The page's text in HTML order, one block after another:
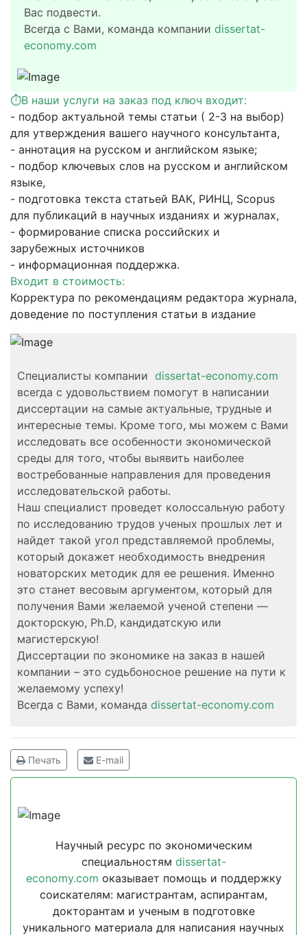
Вас подвести.
Всегда с Вами, команда компании dissertat-
economy.com
⏱В наши услуги на заказ под ключ входит:
- подбор актуальной темы статьи ( 2-3 на выбор)
для утверждения вашего научного консультанта,
- аннотация на русском и английском языке;
- подбор ключевых слов на русском и английском
языке,
- подготовка текста статьей ВАК, РИНЦ, Scopus
для публикаций в научных изданиях и журналах,
- формирование списка российских и
зарубежных источников
- информационная поддержка.
Входит в стоимость:
Корректура по рекомендациям редактора журнала,
доведение по поступления статьи в издание
Специалисты компании dissertat-economy.com
всегда с удовольствием помогут в написании
диссертации на самые актуальные, трудные и
интересные темы. Кроме того, мы можем с Вами
исследовать все особенности экономической
среды для того, чтобы выявить наиболее
востребованные направления для проведения
исследовательской работы.
Наш специалист проведет колоссальную работу
по исследованию трудов ученых прошлых лет и
найдет такой угол представляемой проблемы,
который докажет необходимость внедрения
новаторских методик для ее решения. Именно
это станет весовым аргументом, который для
получения Вами желаемой ученой степени —
докторскую, Ph.D, кандидатскую или
магистерскую!
Диссертации по экономике на заказ в нашей
компании – это судьбоносное решение на пути к
желаемому успеху!
Всегда с Вами, команда dissertat-economy.com
Печать E-mail
Научный ресурс по экономическим
специальностям dissertat-
economy.com оказывает помощь и поддержку
соискателям: магистрантам, аспирантам,
докторантам и ученым в подготовке
уникального материала для написания научных